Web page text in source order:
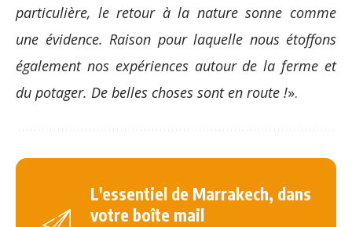
particulière, le retour à la nature sonne comme
une évidence. Raison pour laquelle nous étoffons
également nos expériences autour de la ferme et
du potager. De belles choses sont en route !».
L'essentiel de Marrakech, dans
votre boîte mail